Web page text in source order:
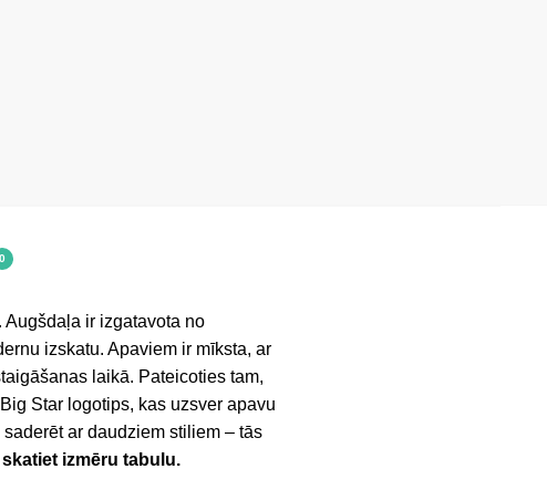
0
ir izgatavota no
izskatu. Apaviem ir mīksta, ar
laikā. Pateicoties tam,
Star logotips, kas uzsver apavu
ar daudziem stiliem – tās
izmēru tabulu.